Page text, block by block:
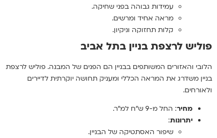
עמידות גבוהה בפני שחיקה.
מראה אחיד ומרשים.
קלות תחזוקה וניקיון.
פוליש לרצפת בניין בתל אביב
הלובי והאזורים המשותפים בבניין הם הפנים של המבנה. פוליש לרצפת
בניין משדרג את המראה הכללי ומעניק תחושה יוקרתית לדיירים
ולאורחים.
מחיר: החל מ-9 ש"ח למ"ר.
יתרונות:
שיפור האסתטיקה של הבניין.